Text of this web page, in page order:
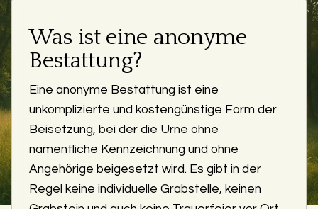
Was ist eine anonyme
Bestattung?
Eine anonyme Bestattung ist eine
unkomplizierte und kostengünstige Form der
Beisetzung, bei der die Urne ohne
namentliche Kennzeichnung und ohne
Angehörige beigesetzt wird. Es gibt in der
Regel keine individuelle Grabstelle, keinen